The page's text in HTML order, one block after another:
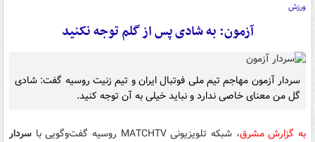
ورزش
آزمون: به شادی پس از گلم توجه نکنید
سردار آزمون مهاجم تیم ملی فوتبال ایران و تیم زنیت روسیه گفت: شادی
گل من معنای خاصی ندارد و نباید خیلی به آن توجه کنید.
به گزارش مشرق، شبکه تلویزیونی MATCHTV روسیه گفت‌وگویی با
سردار